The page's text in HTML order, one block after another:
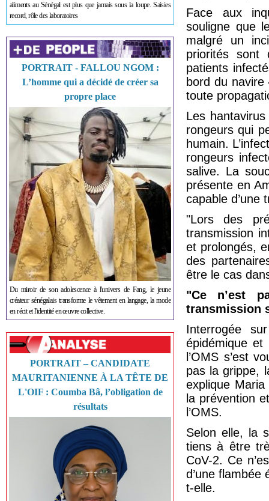
aliments au Sénégal est plus que jamais sous la loupe. Saisies
record, rôle des laboratoires
PORTRAIT - FALLOU NGOM :
L’homme qui a décidé de créer sa
propre place
Du miroir de son adolescence à l'univers de Fang, le jeune
créateur sénégalais transforme le vêtement en langage, la mode
en récit et l'identité en œuvre collective.
PORTRAIT – CANDIDATE
MAURITANIENNE À LA TÊTE DE
L'OIF : Coumba Bâ, l’obligation de
résultats
Face aux
souligne que
malgré un
priorités sont
patients
bord du
toute
Les
rongeurs qui
humain.
rongeurs
salive. La
présente en
capable d’une
"Lors des
transmission
et prolongés,
des
être le cas
"Ce n’est
transmission
Interrogée
épidémique
l’OMS s’est
pas la grippe,
explique
la prévention
l’OMS.
Selon elle, la
tiens à être
CoV-2. Ce
d’une flambée
t-elle.